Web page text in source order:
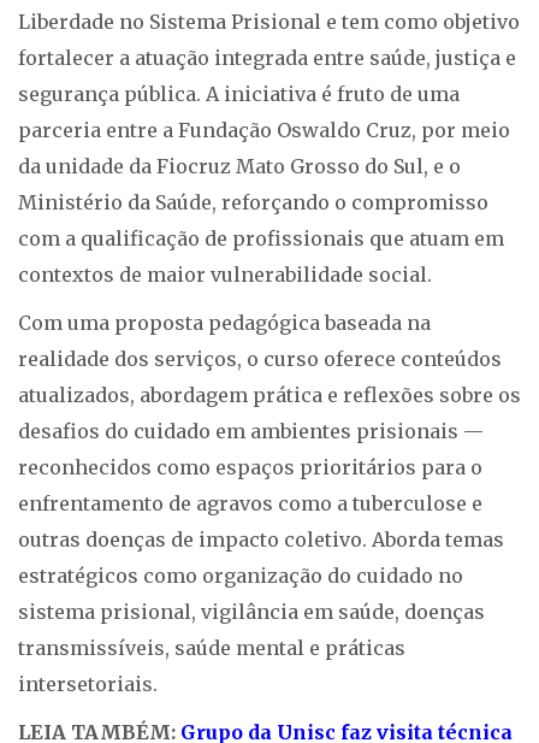
Liberdade no Sistema Prisional e tem como objetivo
fortalecer a atuação integrada entre saúde, justiça e
segurança pública. A iniciativa é fruto de uma
parceria entre a Fundação Oswaldo Cruz, por meio
da unidade da Fiocruz Mato Grosso do Sul, e o
Ministério da Saúde, reforçando o compromisso
com a qualificação de profissionais que atuam em
contextos de maior vulnerabilidade social.
Com uma proposta pedagógica baseada na
realidade dos serviços, o curso oferece conteúdos
atualizados, abordagem prática e reflexões sobre os
desafios do cuidado em ambientes prisionais —
reconhecidos como espaços prioritários para o
enfrentamento de agravos como a tuberculose e
outras doenças de impacto coletivo. Aborda temas
estratégicos como organização do cuidado no
sistema prisional, vigilância em saúde, doenças
transmissíveis, saúde mental e práticas
intersetoriais.
LEIA TAMBÉM: Grupo da Unisc faz visita técnica